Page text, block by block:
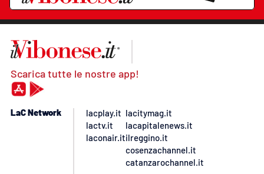
Scarica tutte le nostre app!
LaC Network
lacplay.it
lactv.it
laconair.it
lacitymag.it
lacapitalenews.it
ilreggino.it
cosenzachannel.it
catanzarochannel.it